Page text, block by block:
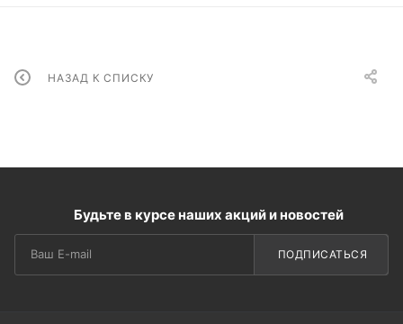
НАЗАД К СПИСКУ
Будьте в курсе наших акций и новостей
ПОДПИСАТЬСЯ